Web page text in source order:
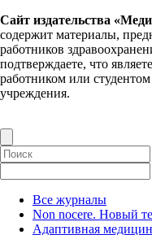
Сайт издательства
содержит материалы,
работников
подтверждаете, что
работником или
учреждения.
Все журналы
Non nocere. Новый
Адаптивная